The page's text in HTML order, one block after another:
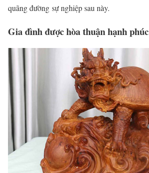
quãng đường sự nghiệp sau này.
Gia đình được hòa thuận hạnh phúc